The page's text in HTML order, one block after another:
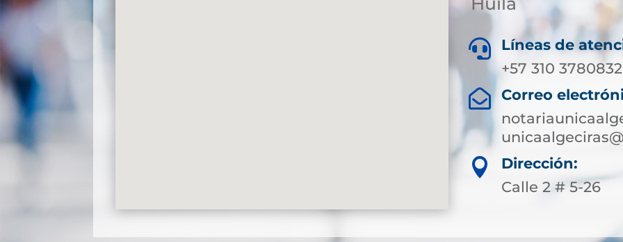

Líneas de
+57 310

Correo

Dirección:
Calle 2 # 5-26